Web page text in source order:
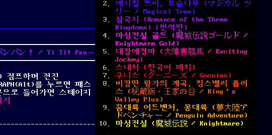
ンパン！ / Ti Ti! Pang Pang!)
프하며 전진
를 누르면 패스
로 들어가면 스테이지
이 미키 (ずる賢いミッキー / Koedoli Mickey)”
매지컬 트리, 요술나무 (マジカル ツ
リー / Magical Tree)
삼국지 (Romance of the Three
Kingdoms) [번역판]
마성전설 골드 (魔城伝説ゴールド /
Knightmare Gold)
대장애경마 (大障害競馬 / Exciting
Jockey)
스내처 [한국어 패치]
구니스 (グーニーズ / Goonies)
비장판 왕가의 계곡, 킹스밸리 플러
스 (秘蔵版・王家の谷 / King’s
Valley Plus)
꿈대륙 어드벤처, 몽대륙 (夢大陸ア
ドベンチャー / Penguin Adventure)
마성전설 (魔城伝説 / Knightmare)